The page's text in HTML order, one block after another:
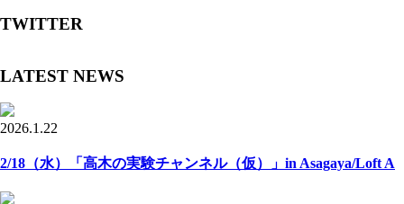
TWITTER
LATEST NEWS
2026.1.22
2/18（水）「高木の実験チャンネル（仮）」in Asagaya/Loft A